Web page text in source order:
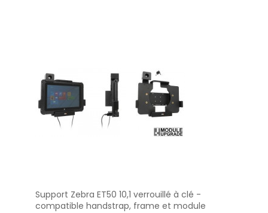
Aperçu
Support Zebra ET50 10,1 verrouillé à clé -
compatible handstrap, frame et module